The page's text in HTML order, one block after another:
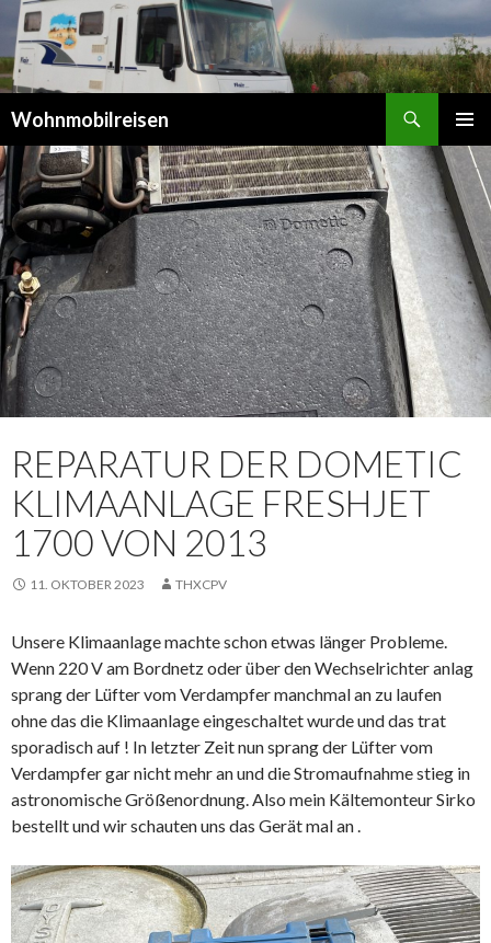
Wohnmobilreisen
MENÜ
ZUM
INHALT
REPARATUR DER DOMETIC
KLIMAANLAGE FRESHJET
1700 VON 2013
11. OKTOBER 2023 THXCPV
Unsere Klimaanlage machte schon etwas länger Probleme.
Wenn 220 V am Bordnetz oder über den Wechselrichter anlag
sprang der Lüfter vom Verdampfer manchmal an zu laufen
ohne das die Klimaanlage eingeschaltet wurde und das trat
sporadisch auf ! In letzter Zeit nun sprang der Lüfter vom
Verdampfer gar nicht mehr an und die Stromaufnahme stieg in
astronomische Größenordnung. Also mein Kältemonteur Sirko
bestellt und wir schauten uns das Gerät mal an .